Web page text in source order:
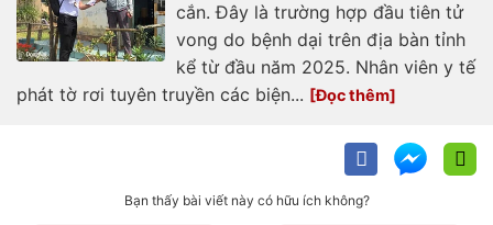
cắn. Đây là trường hợp đầu tiên tử
vong do bệnh dại trên địa bàn tỉnh
kể từ đầu năm 2025. Nhân viên y tế
phát tờ rơi tuyên truyền các biện...
Bạn thấy bài viết này có hữu ích không?